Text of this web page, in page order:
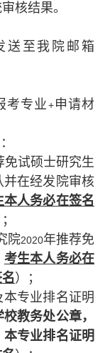
核结果。
送至我院邮箱
考专业+申请材
免试硕士研究生
并在经发院审核
本人务必在签名
院2020年推荐免
考生本人务必在
）；
本专业排名证明
教务处公章，
专业排名证明